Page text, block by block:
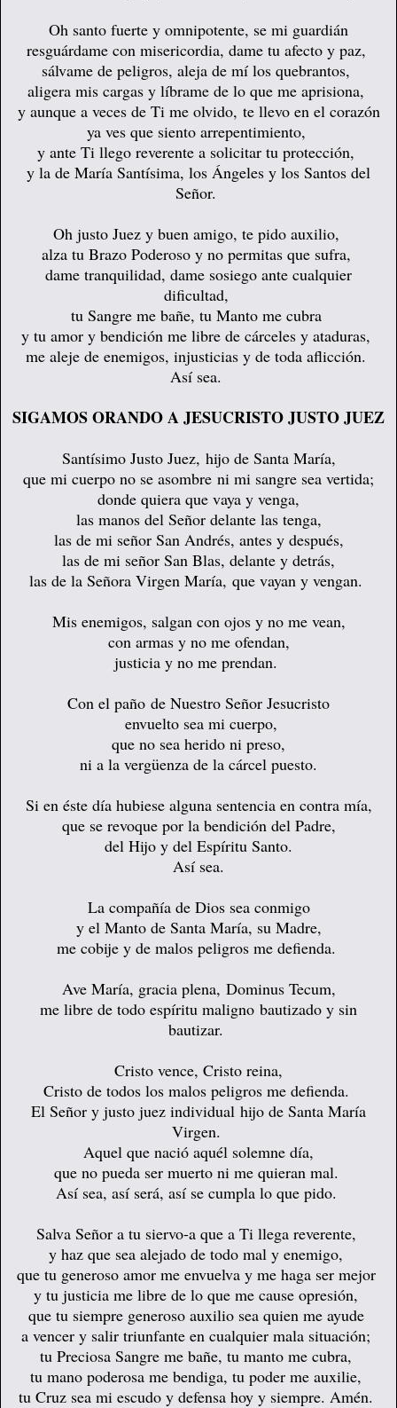
Oh santo fuerte y omnipotente, se mi guardián
resguárdame con misericordia, dame tu afecto y paz,
sálvame de peligros, aleja de mí los quebrantos,
aligera mis cargas y líbrame de lo que me aprisiona,
y aunque a veces de Ti me olvido, te llevo en el corazón
ya ves que siento arrepentimiento,
y ante Ti llego reverente a solicitar tu protección,
y la de María Santísima, los Ángeles y los Santos del
Señor.
Oh justo Juez y buen amigo, te pido auxilio,
alza tu Brazo Poderoso y no permitas que sufra,
dame tranquilidad, dame sosiego ante cualquier
dificultad,
tu Sangre me bañe, tu Manto me cubra
y tu amor y bendición me libre de cárceles y ataduras,
me aleje de enemigos, injusticias y de toda aflicción.
Así sea.
SIGAMOS ORANDO A JESUCRISTO JUSTO JUEZ
Santísimo Justo Juez, hijo de Santa María,
que mi cuerpo no se asombre ni mi sangre sea vertida;
donde quiera que vaya y venga,
las manos del Señor delante las tenga,
las de mi señor San Andrés, antes y después,
las de mi señor San Blas, delante y detrás,
las de la Señora Virgen María, que vayan y vengan.
Mis enemigos, salgan con ojos y no me vean,
con armas y no me ofendan,
justicia y no me prendan.
Con el paño de Nuestro Señor Jesucristo
envuelto sea mi cuerpo,
que no sea herido ni preso,
ni a la vergüenza de la cárcel puesto.
Si en éste día hubiese alguna sentencia en contra mía,
que se revoque por la bendición del Padre,
del Hijo y del Espíritu Santo.
Así sea.
La compañía de Dios sea conmigo
y el Manto de Santa María, su Madre,
me cobije y de malos peligros me defienda.
Ave María, gracia plena, Dominus Tecum,
me libre de todo espíritu maligno bautizado y sin
bautizar.
Cristo vence, Cristo reina,
Cristo de todos los malos peligros me defienda.
El Señor y justo juez individual hijo de Santa María
Virgen.
Aquel que nació aquél solemne día,
que no pueda ser muerto ni me quieran mal.
Así sea, así será, así se cumpla lo que pido.
Salva Señor a tu siervo-a que a Ti llega reverente,
y haz que sea alejado de todo mal y enemigo,
que tu generoso amor me envuelva y me haga ser mejor
y tu justicia me libre de lo que me cause opresión,
que tu siempre generoso auxilio sea quien me ayude
a vencer y salir triunfante en cualquier mala situación;
tu Preciosa Sangre me bañe, tu manto me cubra,
tu mano poderosa me bendiga, tu poder me auxilie,
tu Cruz sea mi escudo y defensa hoy y siempre. Amén.